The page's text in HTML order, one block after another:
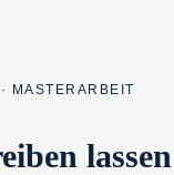
· MASTERARBEIT